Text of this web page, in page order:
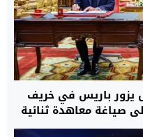
يزور باريس في خريف
صياغة معاهدة ثنائية
وفرنسا